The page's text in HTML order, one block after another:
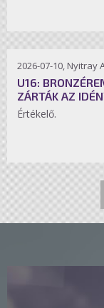
2026-07-10, Nyitray
U16:
ZÁRTÁK AZ
Értékelő.